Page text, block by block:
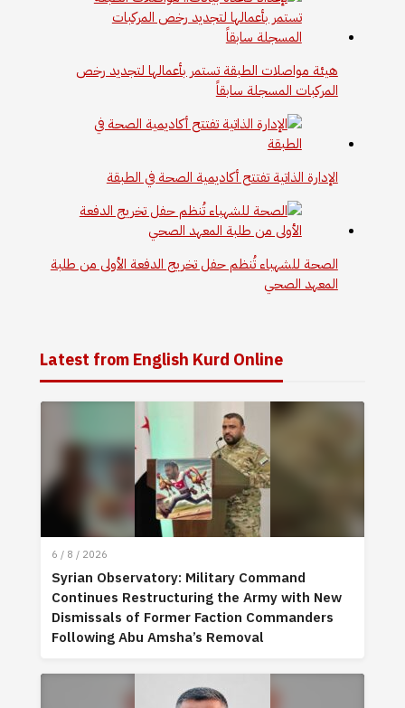
هيئة مواصلات الطبقة تستمر بأعمالها لتجديد رخص
المركبات المسجلة سابقاً
الإدارة الذاتية تفتتح أكاديمية الصحة في الطبقة
الصحة للشهباء تُنظم حفل تخريج الدفعة الأولى من طلبة
المعهد الصحي
Latest from English Kurd Online
6 / 8 / 2026
Syrian Observatory: Military Command
Continues Restructuring the Army with New
Dismissals of Former Faction Commanders
Following Abu Amsha’s Removal